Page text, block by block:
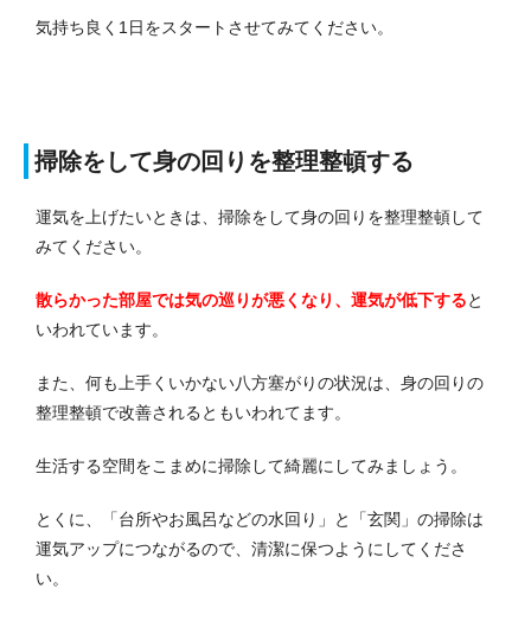
気持ち良く1日をスタートさせてみてください。
掃除をして身の回りを整理整頓する
運気を上げたいときは、掃除をして身の回りを整理整頓して
みてください。
散らかった部屋では気の巡りが悪くなり、運気が低下すると
いわれています。
また、何も上手くいかない八方塞がりの状況は、身の回りの
整理整頓で改善されるともいわれてます。
生活する空間をこまめに掃除して綺麗にしてみましょう。
とくに、「台所やお風呂などの水回り」と「玄関」の掃除は
運気アップにつながるので、清潔に保つようにしてくださ
い。